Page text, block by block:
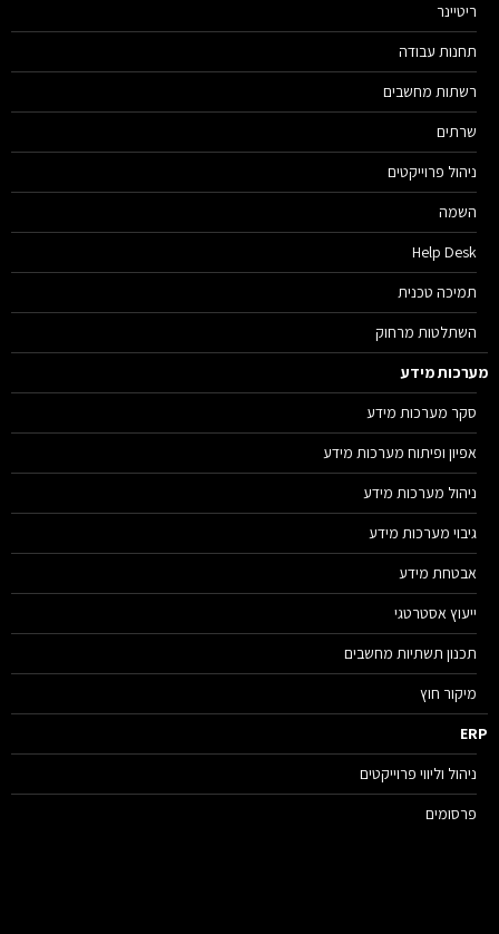
ריטיינר
תחנות עבודה
רשתות מחשבים
שרתים
ניהול פרוייקטים
השמה
Help Desk
תמיכה טכנית
השתלטות מרחוק
מידע
סקר מערכות מידע
אפיון ופיתוח מערכות מידע
ניהול מערכות מידע
גיבוי מערכות מידע
אבטחת מידע
ייעוץ אסטרטגי
תכנון תשתיות מחשבים
מיקור חוץ
ניהול וליווי פרוייקטים
פרסומים